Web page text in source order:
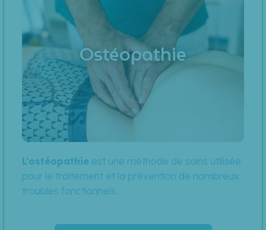
Ostéopathie
L’ostéopathie est une méthode de soins utilisée
pour le traitement et la prévention de nombreux
troubles fonctionnels.